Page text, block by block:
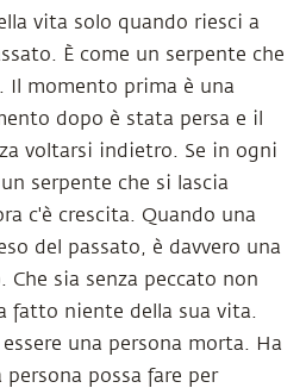
vita solo quando riesci a
È come un serpente che
Il momento prima è una
dopo è stata persa e il
voltarsi indietro. Se in ogni
serpente che si lascia
c'è crescita. Quando una
del passato, è davvero una
Che sia senza peccato non
fatto niente della sua vita.
una persona morta. Ha
possa fare per